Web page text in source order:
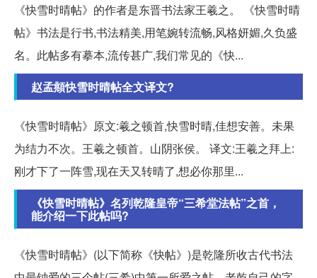
《快雪时晴帖》的作者是东晋书法家王羲之。 《快雪时晴
帖》书法是行书,书法精美,用笔婉转流畅,风格妍媚,久负盛
名。此帖多有摹本,流传甚广,我们常见的《快...
赵孟頫快雪时晴帖全文译文?
《快雪时晴帖》原文:羲之顿首,快雪时晴,佳想安善。未果
为结力不次。王羲之顿首。山阴张侯。 译文:王羲之拜上:
刚才下了一阵雪,现在天又转晴了,想必你那里...
《快雪时晴帖》名列乾隆皇帝“三希堂法帖”之首，
能介绍一下此帖吗?
《快雪时晴帖》(以下简称《快帖》)是乾隆所收古代书法